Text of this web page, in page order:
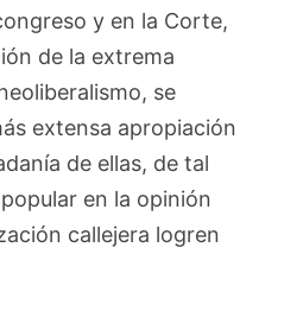
y en la Corte,
de la extrema
se
extensa apropiación
de ellas, de tal
en la opinión
callejera logren